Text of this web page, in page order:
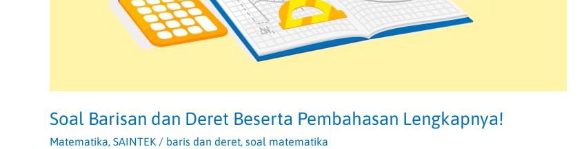
Soal Barisan dan Deret Beserta Pembahasan Lengkapnya!
Matematika, SAINTEK / baris dan deret, soal matematika